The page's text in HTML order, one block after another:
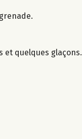
et quelques glaçons.